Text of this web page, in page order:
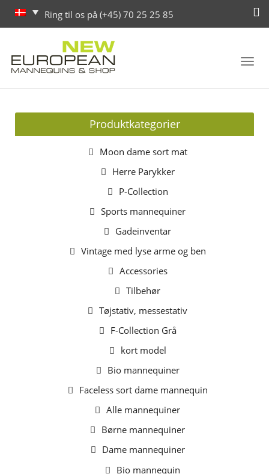
Ring til os på (+45) 70 25 25 85
Produktkategorier
Moon dame sort mat
Herre Parykker
P-Collection
Sports mannequiner
Gadeinventar
Vintage med lyse arme og ben
Accessories
Tilbehør
Tøjstativ, messestativ
F-Collection Grå
kort model
Bio mannequiner
Faceless sort dame mannequin
Alle mannequiner
Børne mannequiner
Dame mannequiner
Bio mannequin